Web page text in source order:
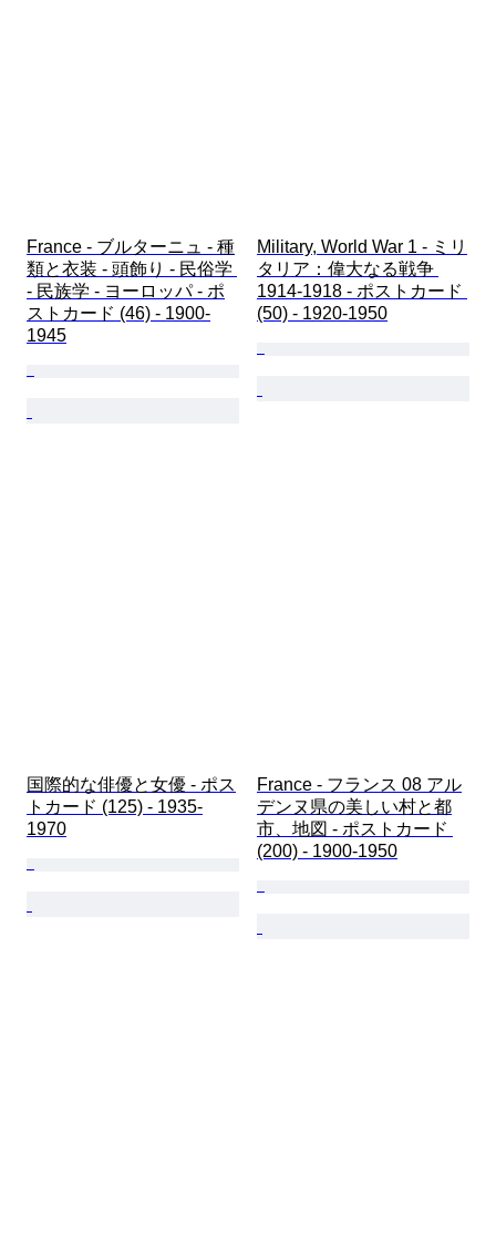
France - ブルターニュ - 種
類と衣装 - 頭飾り - 民俗学
- 民族学 - ヨーロッパ - ポ
ストカード (46) - 1900-
1945
Military, World War 1 - ミリ
タリア：偉大なる戦争
1914-1918 - ポストカード
(50) - 1920-1950
国際的な俳優と女優 - ポス
トカード (125) - 1935-
1970
France - フランス 08 アル
デンヌ県の美しい村と都
市、地図 - ポストカード
(200) - 1900-1950